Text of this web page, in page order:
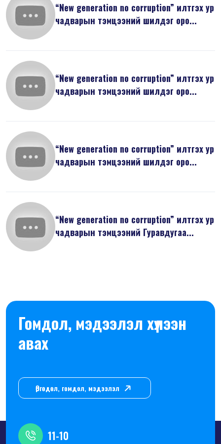
“New generation no corruption” илтгэх ур
чадварын тэмцээний шилдэг оро...
“New generation no corruption” илтгэх ур
чадварын тэмцээний шилдэг оро...
“New generation no corruption” илтгэх ур
чадварын тэмцээний шилдэг оро...
“New generation no corruption” илтгэх ур
чадварын тэмцээний Гуравдугаа...
Гомдол, мэдээлэл хүлээн
авах
Өргөдөл, гомдол, мэдээлэл
11-10